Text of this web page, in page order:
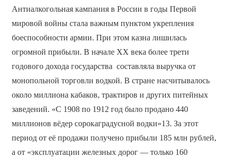
Антиалкогольная кампания в России в годы Первой
мировой войны стала важным пунктом укрепления
боеспособности армии. При этом казна лишилась
огромной прибыли. В начале XX века более трети
годового дохода государства составляла выручка от
монопольной торговли водкой. В стране насчитывалось
около миллиона кабаков, трактиров и других питейных
заведений. «С 1908 по 1912 год было продано 440
миллионов вёдер сорокаградусной водки»13. За этот
период от её продажи получено прибыли 185 млн рублей,
а от «эксплуатации железных дорог — только 160